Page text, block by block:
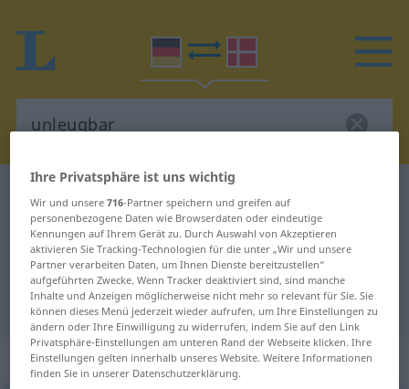
Deutsch-Dänisch Übersetzung für
"unleugbar"
"unleugbar" Dänisch Übersetzung
„unleugbar“
Ihre Privatsphäre ist uns wichtig
Wir und unsere716-Partner speichern und greifen auf
personenbezogene Daten wie Browserdaten oder eindeutige
Kennungen auf Ihrem Gerät zu. Durch Auswahl von Akzeptieren
aktivieren Sie Tracking-Technologien für die unter „Wir und unsere
Partner verarbeiten Daten, um Ihnen Dienste bereitzustellen“
aufgeführten Zwecke. Wenn Tracker deaktiviert sind, sind manche
Inhalte und Anzeigen möglicherweise nicht mehr so relevant für Sie. Sie
können dieses Menü jederzeit wieder aufrufen, um Ihre Einstellungen zu
ändern oder Ihre Einwilligung zu widerrufen, indem Sie auf den Link
Privatsphäre-Einstellungen am unteren Rand der Webseite klicken. Ihre
Einstellungen gelten innerhalb unseres Website. Weitere Informationen
finden Sie in unserer Datenschutzerklärung.